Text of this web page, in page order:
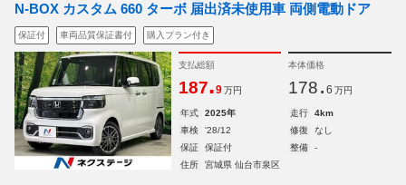
N-BOX カスタム 660 ターボ 届出済未使用車 両側電動ドア
保証付 車両品質保証書付 購入プラン付き
支払総額
187.9 万円
本体価格
178. 6 万円
年式 2025年 走行
4km
車検
'28/12 修復
なし
保証
保証付 整備
-
住所
宮城県 仙台市泉区